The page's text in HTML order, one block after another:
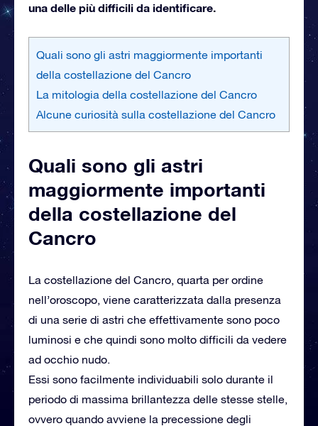
una delle più difficili da identificare.
Quali sono gli astri maggiormente importanti
della costellazione del Cancro
La mitologia della costellazione del Cancro
Alcune curiosità sulla costellazione del Cancro
Quali sono gli astri
maggiormente importanti
della costellazione del
Cancro
La costellazione del Cancro, quarta per ordine
nell’oroscopo, viene caratterizzata dalla presenza
di una serie di astri che effettivamente sono poco
luminosi e che quindi sono molto difficili da vedere
ad occhio nudo.
Essi sono facilmente individuabili solo durante il
periodo di massima brillantezza delle stesse stelle,
ovvero quando avviene la precessione degli